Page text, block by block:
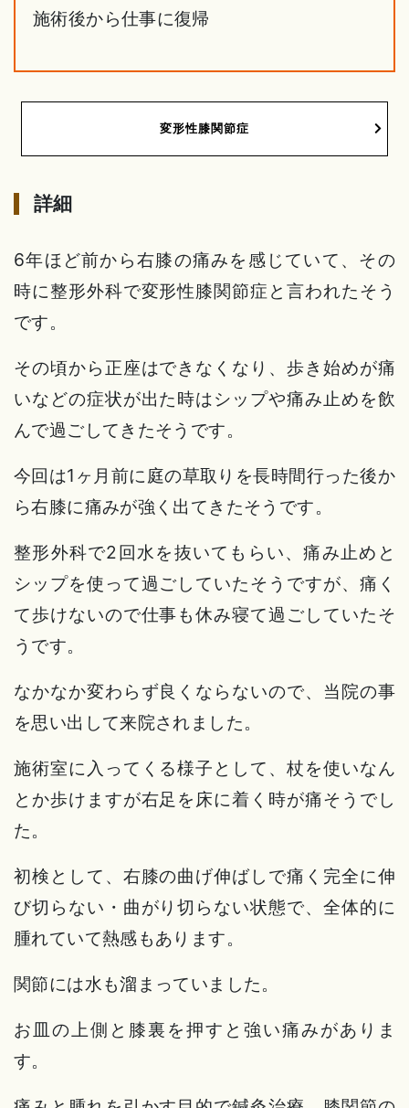
施術後から仕事に復帰
変形性膝関節症
詳細
6年ほど前から右膝の痛みを感じていて、その
時に整形外科で変形性膝関節症と言われたそう
です。
その頃から正座はできなくなり、歩き始めが痛
いなどの症状が出た時はシップや痛み止めを飲
んで過ごしてきたそうです。
今回は1ヶ月前に庭の草取りを長時間行った後か
ら右膝に痛みが強く出てきたそうです。
整形外科で2回水を抜いてもらい、痛み止めと
シップを使って過ごしていたそうですが、痛く
て歩けないので仕事も休み寝て過ごしていたそ
うです。
なかなか変わらず良くならないので、当院の事
を思い出して来院されました。
施術室に入ってくる様子として、杖を使いなん
とか歩けますが右足を床に着く時が痛そうでし
た。
初検として、右膝の曲げ伸ばしで痛く完全に伸
び切らない・曲がり切らない状態で、全体的に
腫れていて熱感もあります。
関節には水も溜まっていました。
お皿の上側と膝裏を押すと強い痛みがありま
す。